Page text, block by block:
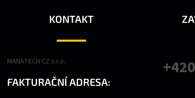
KONTAKT
MANATECH CZ s.r.o.
FAKTURAČNÍ ADRESA: